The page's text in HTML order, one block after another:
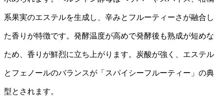
系果実のエステルを生成し、辛みとフルーティーさが融合し
た香りが特徴です。発酵温度が高めで発酵後も熟成が短めな
ため、香りが鮮烈に立ち上がります。炭酸が強く、エステル
とフェノールのバランスが「スパイシーフルーティー」の典
型とされます。